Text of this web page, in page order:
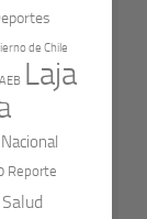
de Chile
Laja
Nacional
Reporte